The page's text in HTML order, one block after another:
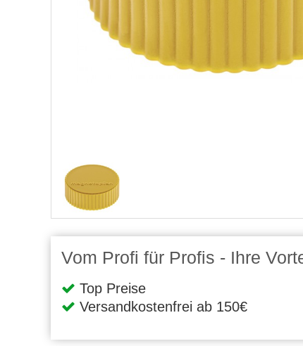
Vom Profi für Profis - Ihre
Top Preise
Versandkostenfrei ab 150€